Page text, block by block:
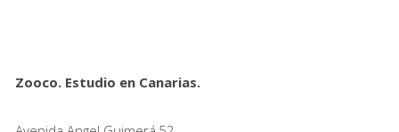
Zooco. Estudio en Canarias.